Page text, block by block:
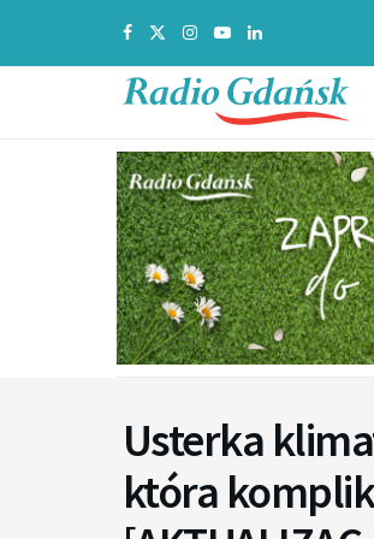
Usterka
która